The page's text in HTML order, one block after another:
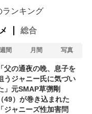
ランキング
総合
週間 月間 写真
「父の通夜の晩、息子を
うジャニー氏に気づい
」元SMAP草彅剛
（49）が巻き込まれた
「ジャニーズ性加害問